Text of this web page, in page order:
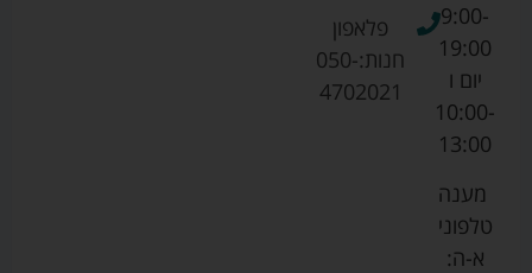
פלאפון
חנות:050-
4702021
9:00-
19:00
יום ו
10:00-
13:00
מענה
טלפוני
א-ה: